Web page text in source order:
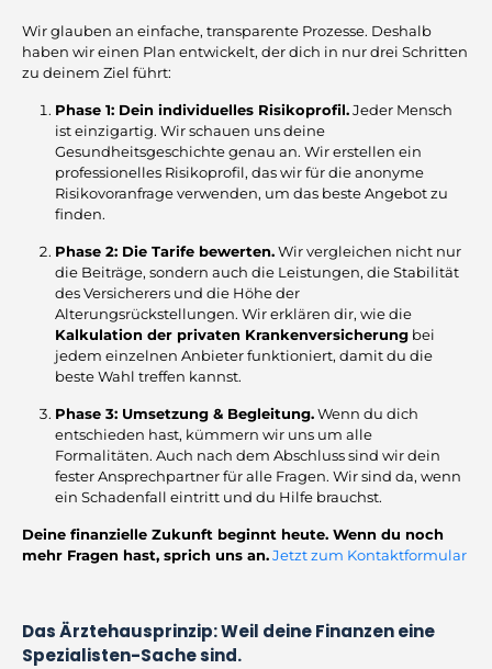
Wir glauben an einfache, transparente Prozesse. Deshalb
haben wir einen Plan entwickelt, der dich in nur drei Schritten
zu deinem Ziel führt:
Phase 1: Dein individuelles Risikoprofil.Jeder Mensch
ist einzigartig. Wir schauen uns deine
Gesundheitsgeschichte genau an. Wir erstellen ein
professionelles Risikoprofil, das wir für die anonyme
Risikovoranfrage verwenden, um das beste Angebot zu
finden.
Phase 2: Die Tarife bewerten.Wir vergleichen nicht nur
die Beiträge, sondern auch die Leistungen, die Stabilität
des Versicherers und die Höhe der
Alterungsrückstellungen. Wir erklären dir, wie die
Kalkulation der privaten Krankenversicherung bei
jedem einzelnen Anbieter funktioniert, damit du die
beste Wahl treffen kannst.
Phase 3: Umsetzung & Begleitung.Wenn du dich
entschieden hast, kümmern wir uns um alle
Formalitäten. Auch nach dem Abschluss sind wir dein
fester Ansprechpartner für alle Fragen. Wir sind da, wenn
ein Schadenfall eintritt und du Hilfe brauchst.
Deine finanzielle Zukunft beginnt heute. Wenn du noch
mehr Fragen hast, sprich uns an.Jetzt zum Kontaktformular
Das Ärztehausprinzip: Weil deine Finanzen eine
Spezialisten-Sache sind.